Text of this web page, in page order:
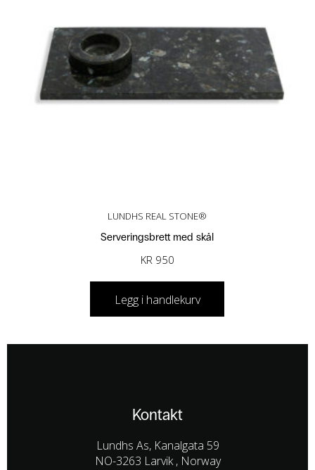
LUNDHS REAL STONE®
Serveringsbrett med skål
KR950
Legg i handlekurv
Kontakt
Lundhs As, Kanalgata 59
NO-3263 Larvik , Norway